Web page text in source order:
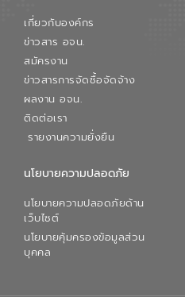
เกี่ยวกับองค์กร
ข่าวสาร อจน.
สมัครงาน
ข่าวสารการจัดซื้อจัดจ้าง
ผลงาน อจน.
ติดต่อเรา
รายงานความยั่งยืน
นโยบายความปลอดภัย
นโยบายความปลอดภัยด้าน
เว็บไซต์
นโยบายคุ้มครองข้อมูลส่วน
บุคคล